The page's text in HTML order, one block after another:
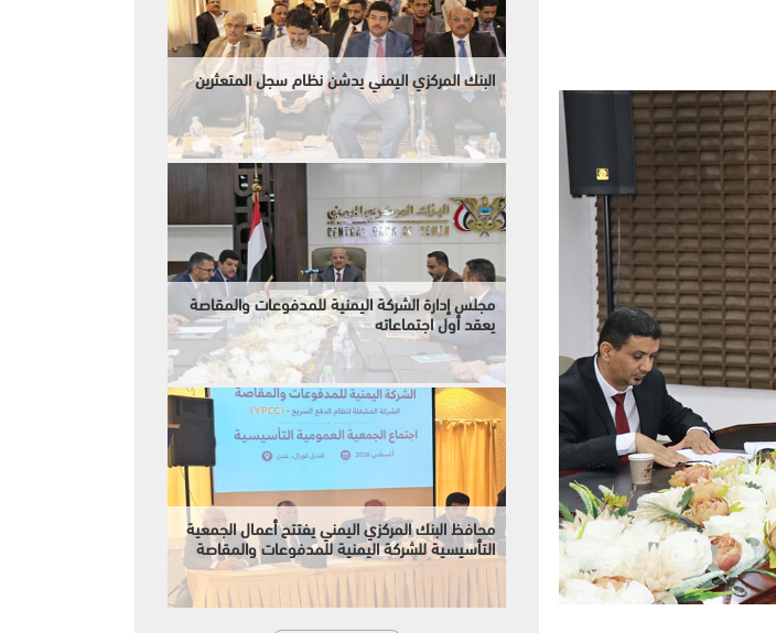
البنك المركزي اليمني يدشن نظام سجل المتعثرين
مجلس إدارة الشركة اليمنية للمدفوعات والمقاصة
يعقد أول اجتماعاته
محافظ البنك المركزي اليمني يفتتح أعمال الجمعية
التأسيسية للشركة اليمنية للمدفوعات والمقاصة